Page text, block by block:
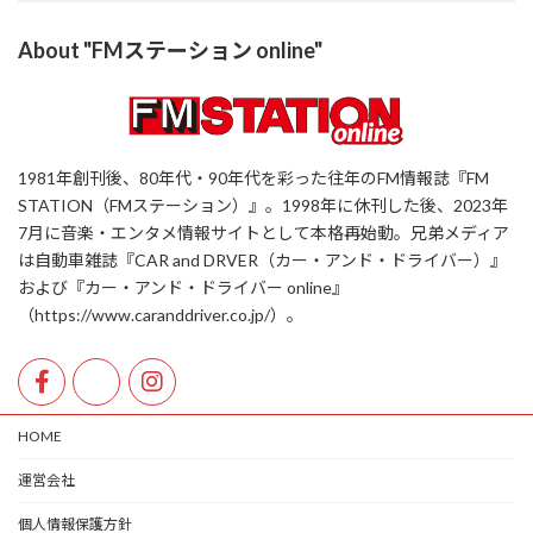
About "FMステーション online"
1981年創刊後、80年代・90年代を彩った往年のFM情報誌『FM
STATION（FMステーション）』。1998年に休刊した後、2023年
7月に音楽・エンタメ情報サイトとして本格再始動。兄弟メディア
は自動車雑誌『CAR and DRVER（カー・アンド・ドライバー）』
および『カー・アンド・ドライバー online』
（https://www.caranddriver.co.jp/）。
HOME
運営会社
個人情報保護方針